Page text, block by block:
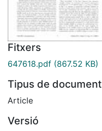
Fitxers
647618.pdf (867.52 KB)
Tipus de document
Article
Versió